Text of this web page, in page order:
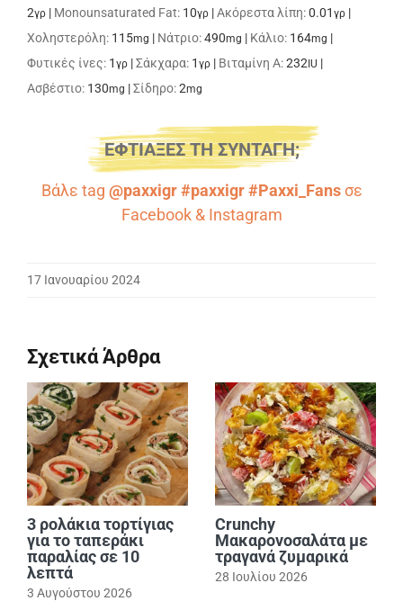
2γρ | Monounsaturated Fat: 10γρ |Ακόρεστα λίπη:0.01 γρ |
Χοληστερόλη: 115mg | Νάτριο:490mg | Κάλιο: 164mg |
Φυτικές ίνες: 1 γρ |Σάκχαρα: 1 γρ | Βιταμίνη A:232 IU |
Ασβέστιο: 130mg |Σίδηρο:2mg
ΕΦΤΙΑΞΕΣ ΤΗ ΣΥΝΤΑΓΗ;
Βάλε tag @paxxigr #paxxigr #Paxxi_Fansσε
Facebook& Instagram
17 Ιανουαρίου 2024
Σχετικά Άρθρα
3 ρολάκια τορτίγιας
για το ταπεράκι
παραλίας σε 10
λεπτά
3 Αυγούστου 2026
Crunchy
Μακαρονοσαλάτα με
τραγανά ζυμαρικά
28 Ιουλίου 2026